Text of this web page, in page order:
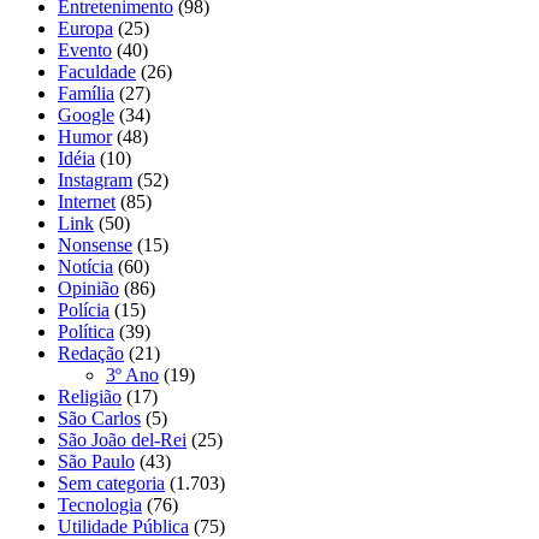
Entretenimento (98)
Europa (25)
Evento (40)
Faculdade (26)
Família (27)
Google (34)
Humor(48)
Idéia (10)
Instagram (52)
Internet (85)
Link (50)
Nonsense (15)
Notícia (60)
Opinião (86)
Polícia (15)
Política (39)
Redação (21)
3º Ano (19)
Religião (17)
São Carlos (5)
São João del-Rei (25)
São Paulo (43)
Sem categoria (1.703)
Tecnologia (76)
Utilidade Pública (75)